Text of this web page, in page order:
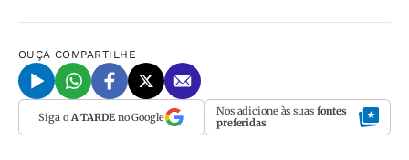
OUÇA COMPARTILHE
Siga o A TARDEno Google Nos adicione às suas fontes
preferidas